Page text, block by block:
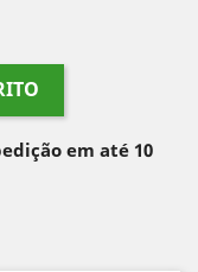
em até 10